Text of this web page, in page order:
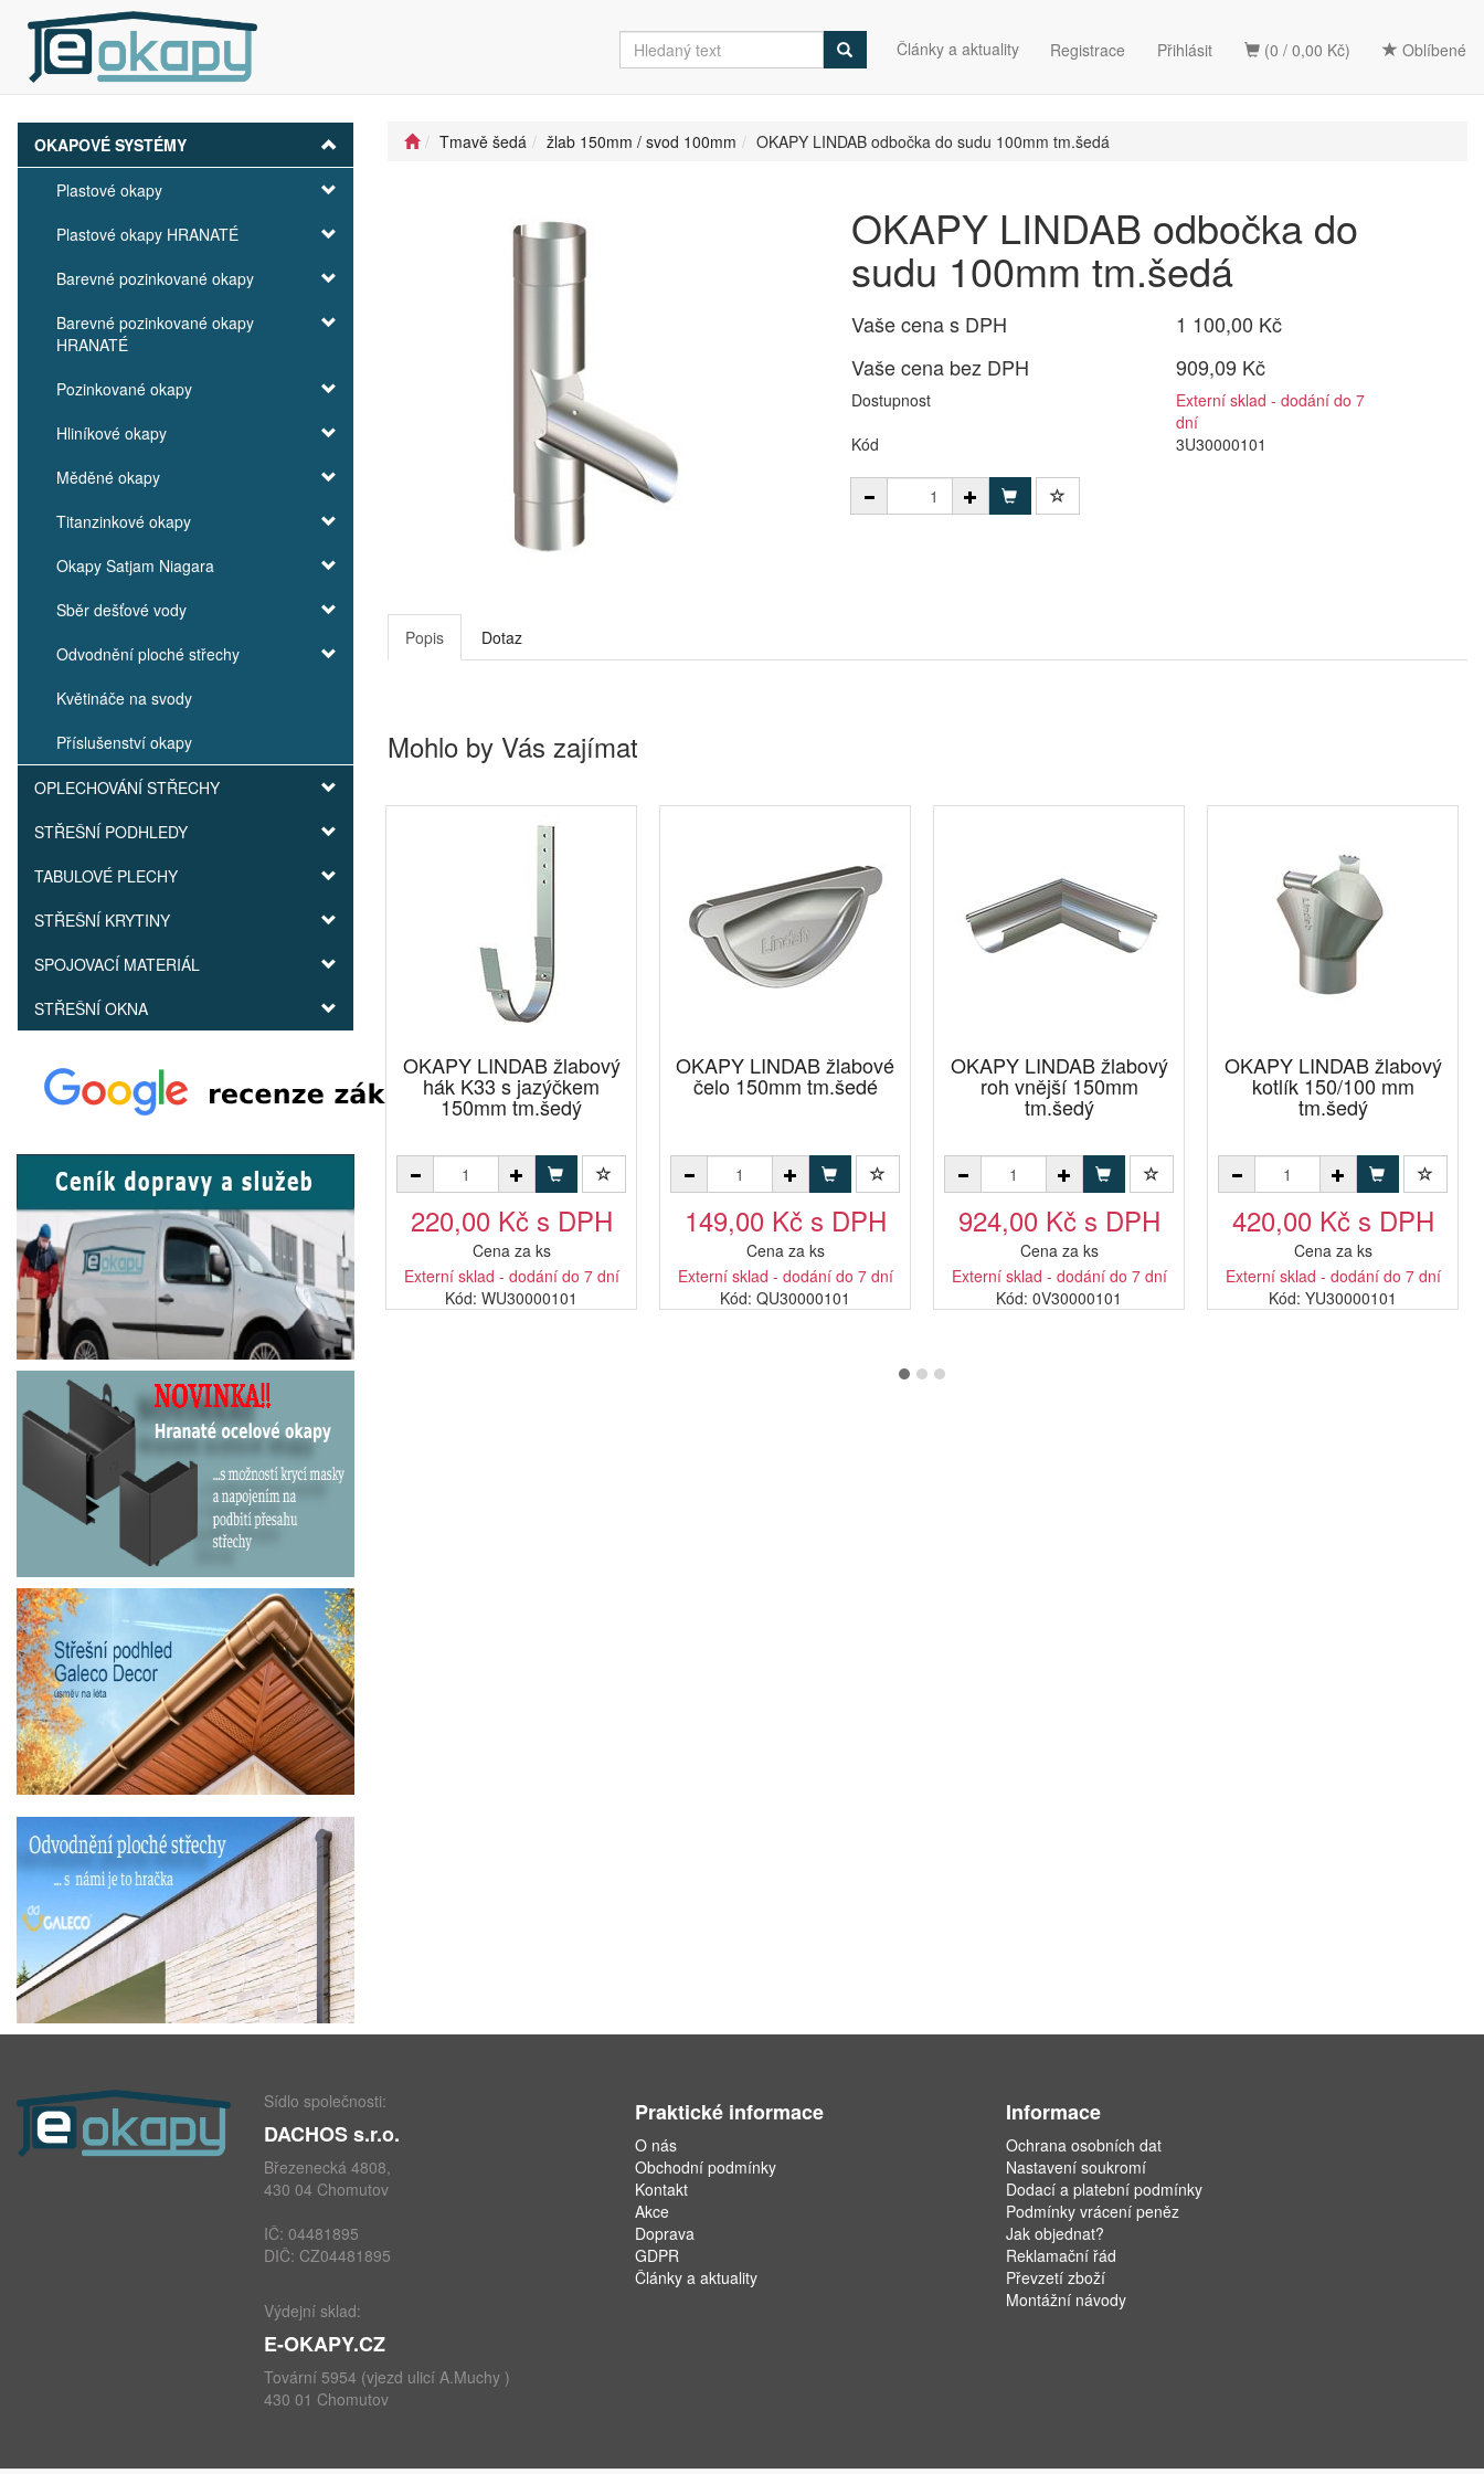
(0 / 0,00 Kč) Oblíbené
Články a aktuality Registrace Přihlásit
OKAPOVÉ SYSTÉMY
Plastové okapy
Plastové okapy HRANATÉ
Barevné pozinkované okapy
Barevné pozinkované okapy
HRANATÉ
Pozinkované okapy
Hliníkové okapy
Měděné okapy
Titanzinkové okapy
Okapy Satjam Niagara
Sběr dešťové vody
Odvodnění ploché střechy
Květináče na svody
Příslušenství okapy
OPLECHOVÁNÍ STŘECHY
STŘEŠNÍ PODHLEDY
TABULOVÉ PLECHY
STŘEŠNÍ KRYTINY
SPOJOVACÍ MATERIÁL
STŘEŠNÍ OKNA
Tmavě šedá žlab 150mm / svod 100mm OKAPY LINDAB odbočka do sudu 100mm tm.šedá
OKAPY LINDAB odbočka do
sudu 100mm tm.šedá
Vaše cena s DPH
1 100,00 Kč
Vaše cena bez DPH
909,09 Kč
Dostupnost
Externí sklad - dodání do 7
dní
Kód
3U30000101
Popis Dotaz
Mohlo by Vás zajímat
OKAPY LINDAB žlabový
hák K33 s jazýčkem
150mm tm.šedý
220,00 Kč s DPH
Cena za ks
Externí sklad - dodání do 7 dní
Kód: WU30000101
OKAPY LINDAB žlabové
čelo 150mm tm.šedé
149,00 Kč s DPH
Cena za ks
Externí sklad - dodání do 7 dní
Kód: QU30000101
OKAPY LINDAB žlabový
roh vnější 150mm
tm.šedý
924,00 Kč s DPH
Cena za ks
Externí sklad - dodání do 7 dní
Kód: 0V30000101
OKAPY LINDAB žlabový
kotlík 150/100 mm
tm.šedý
420,00 Kč s DPH
Cena za ks
Externí sklad - dodání do 7 dní
Kód: YU30000101
Sídlo společnosti:
DACHOS s.r.o.
Březenecká 4808,
430 04 Chomutov
IČ: 04481895
DIČ: CZ04481895
Výdejní sklad:
E-OKAPY.CZ
Tovární 5954 (vjezd ulicí A.Muchy )
430 01 Chomutov
Praktické informace
O nás
Obchodní podmínky
Kontakt
Akce
Doprava
GDPR
Články a aktuality
Informace
Ochrana osobních dat
Nastavení soukromí
Dodací a platební podmínky
Podmínky vrácení peněz
Jak objednat?
Reklamační řád
Převzetí zboží
Montážní návody